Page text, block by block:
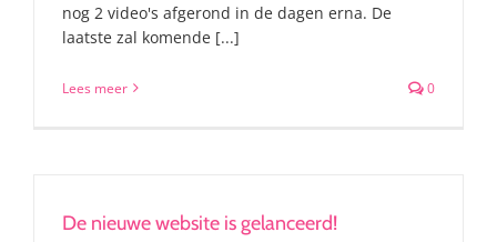
nog 2 video's afgerond in de dagen erna. De
laatste zal komende [...]
Lees meer 0
De nieuwe website is gelanceerd!